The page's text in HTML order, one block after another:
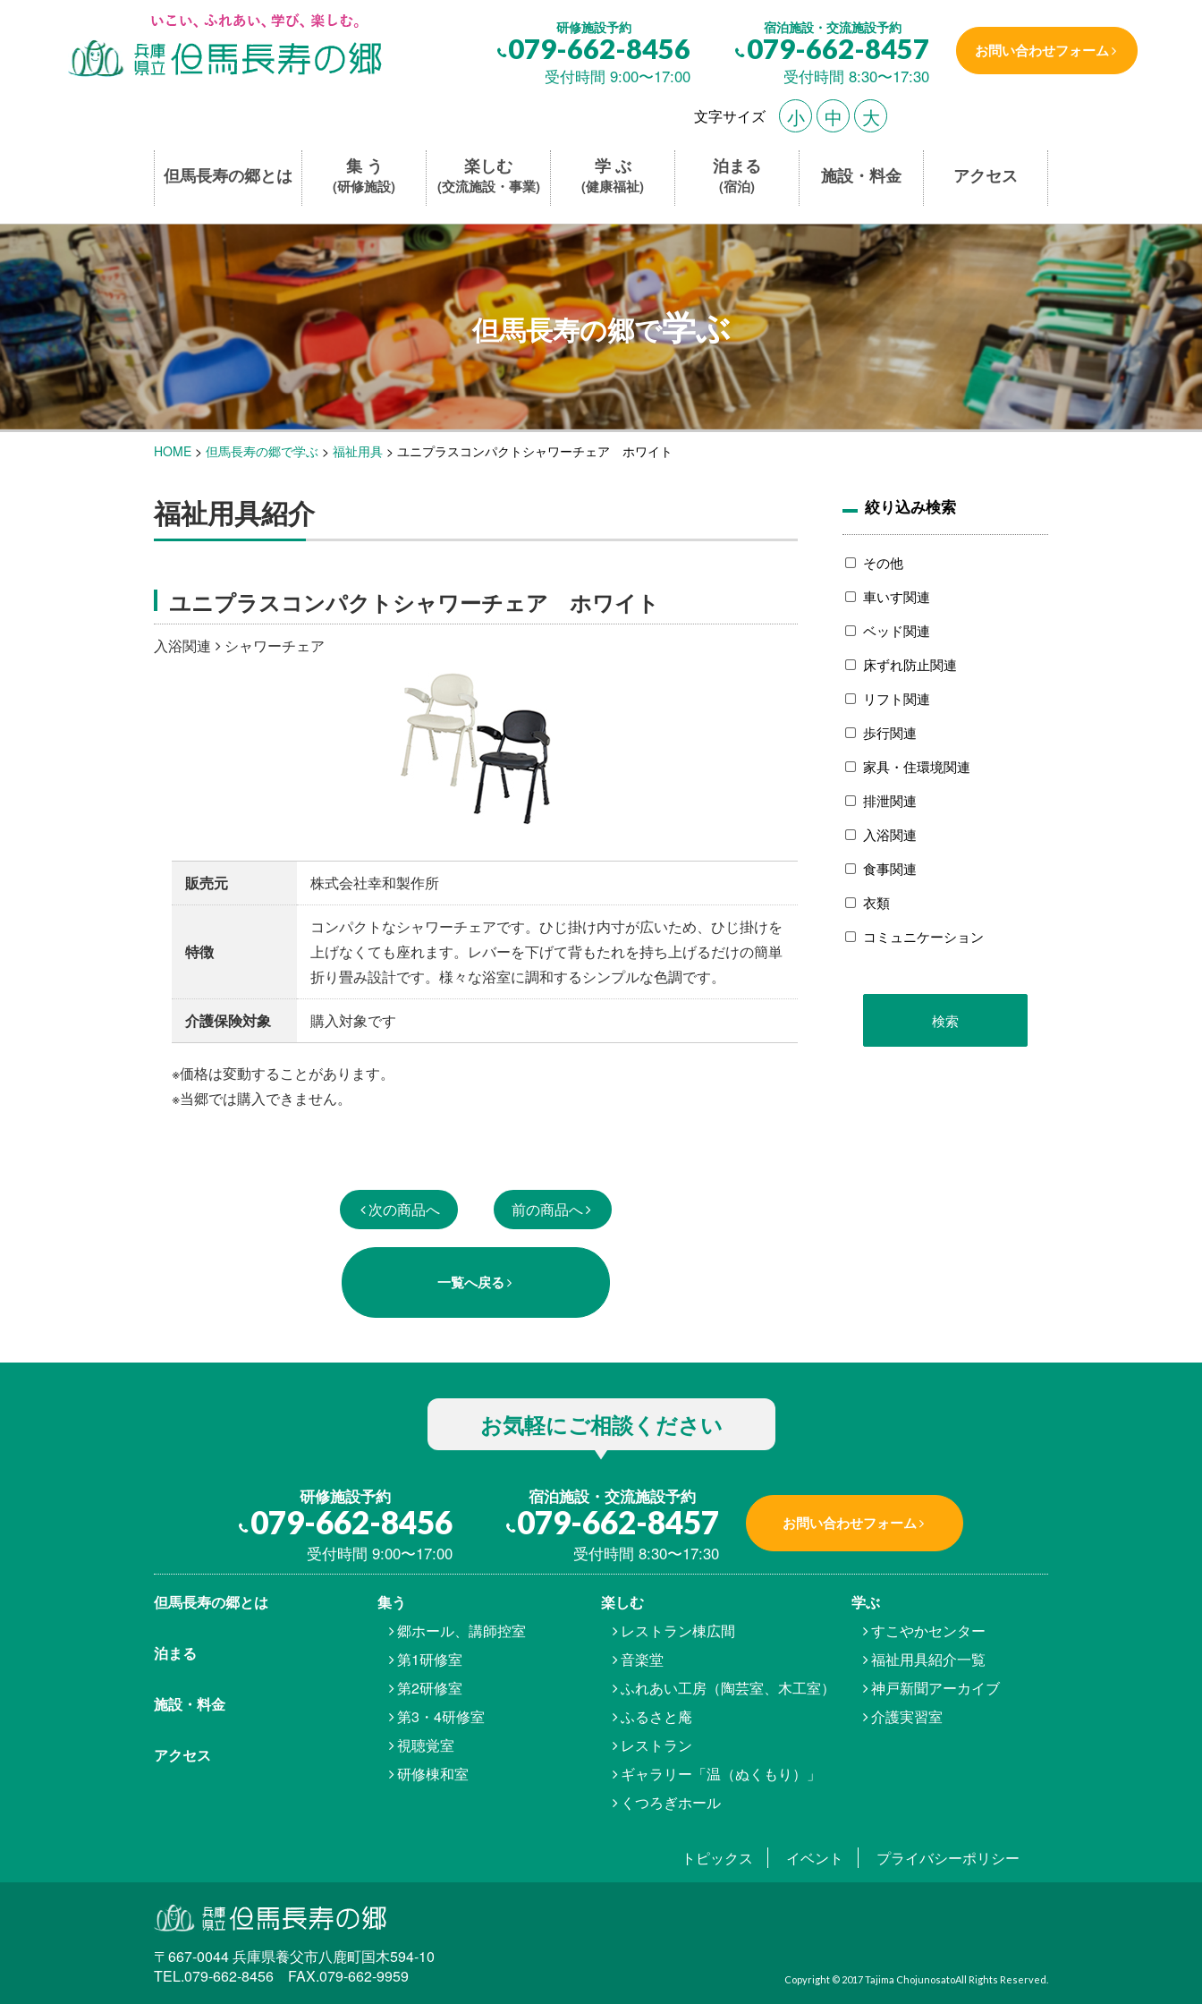
研修施設予約
079-662-8456
受付時間 9:00〜17:00
宿泊施設・交流施設予約
079-662-8457
受付時間 8:30〜17:30
お問い合わせフォーム
文字サイズ 小 中 大
但馬長寿の郷とは 集 う
(研修施設)
楽しむ
(交流施設・事業)
学 ぶ
(健康福祉)
泊まる
(宿泊) 施設・料金 アクセス
但馬長寿の郷で学ぶ
HOME > 但馬長寿の郷で学ぶ > 福祉用具 > ユニプラスコンパクトシャワーチェア ホワイト
福祉用具紹介
ユニプラスコンパクトシャワーチェア ホワイト
入浴関連 シャワーチェア
販売元 株式会社幸和製作所
特徴
コンパクトなシャワーチェアです。ひじ掛け内寸が広いため、ひじ掛けを
上げなくても座れます。レバーを下げて背もたれを持ち上げるだけの簡単
折り畳み設計です。様々な浴室に調和するシンプルな色調です。
介護保険対象 購入対象です
※価格は変動することがあります。
※当郷では購入できません。
次の商品へ 前の商品へ
一覧へ戻る
絞り込み検索
その他
車いす関連
ベッド関連
床ずれ防止関連
リフト関連
歩行関連
家具・住環境関連
排泄関連
入浴関連
食事関連
衣類
コミュニケーション
お気軽にご相談ください
研修施設予約
079-662-8456
受付時間 9:00〜17:00
宿泊施設・交流施設予約
079-662-8457
受付時間 8:30〜17:30
お問い合わせフォーム
但馬⾧寿の郷とは
泊まる
施設・料金
アクセス
集う
郷ホール、講師控室
第1研修室
第2研修室
第3・4研修室
視聴覚室
研修棟和室
楽しむ
レストラン棟広間
音楽堂
ふれあい工房（陶芸室、木工室）
ふるさと庵
レストラン
ギャラリー「温（ぬくもり）」
くつろぎホール
学ぶ
すこやかセンター
福祉用具紹介一覧
神戸新聞アーカイブ
介護実習室
トピックス イベント プライバシーポリシー
〒667-0044 兵庫県養父市八鹿町国木594-10
TEL.079-662-8456 FAX.079-662-9959
Copyright © 2017Tajima ChojunosatoAll Rights Reserved.